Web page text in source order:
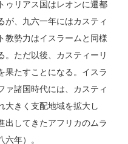
ゥリアス国はレオンに遷都
が、九六一年にはカスティ
教勢力はイスラームと同様
。ただ以後、カスティーリ
果たすことになる。イスラ
ァ諸国時代には、カスティ
大きく支配地域を拡大し
出してきたアフリカのムラ
年）。